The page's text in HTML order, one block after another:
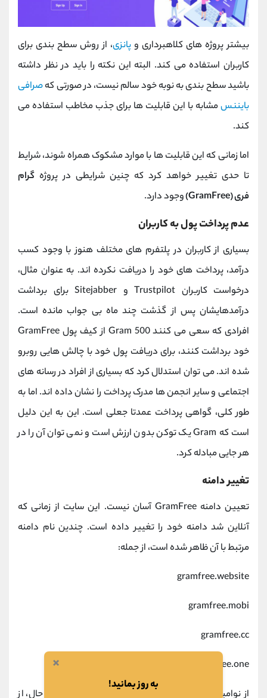
بیشتر پروژه های کلاهبرداری و پانزی، از روش سطح بندی برای
کاربران استفاده می کند. البته این نکته را باید در نظر داشته
باشید سطح بندی به نوبه خود سالم نیست، در صورتی کهصرافی
بایننسمشابه با این قابلیت ها برای جذب مخاطب استفاده می
کند.
اما زمانی که این قابلیت ها با موارد مشکوک همراه شوند، شرایط
تا حدی تغییر خواهد کرد که چنین شرایطی در پروژه گرام
فری(GramFree) وجود دارد.
عدم پرداخت پول به کاربران
بسیاری از کاربران در پلتفرم های مختلف هنوز با وجود کسب
درآمد، پرداخت های خود را دریافت نکرده اند. به عنوان مثال،
درخواست کاربران Trustpilot و Sitejabber برای برداشت
درآمدهایشان پس از گذشت چند ماه بی جواب مانده است.
افرادی که سعی می کنند 500 Gram از کیف پول GramFree
خود برداشت کنند، برای دریافت پول خود با چالش هایی روبرو
شده اند. می توان استدلال کرد که بسیاری از افراد در رسانه های
اجتماعی و سایر انجمن ها مدرک پرداخت را نشان داده اند. اما به
طور کلی، گواهی پرداخت عمدتا جعلی است. این به این دلیل
است که Gram یک توکن بدون ارزش است و نمی توان آن را در
هر جایی مبادله کرد.
تغییر دامنه
تعیین دامنه GramFree آسان نیست. این سایت از زمانی که
آنلاین شد دامنه خود را تغییر داده است. چندین نام دامنه
مرتبط با آن ظاهر شده است، از جمله:
gramfree.website
gramfree.mobi
gramfree.cc
gramfree.one
از نوامبر 2022، دامنه فعال gramfree.net است. با این حال، از
×
به روز بمانید!